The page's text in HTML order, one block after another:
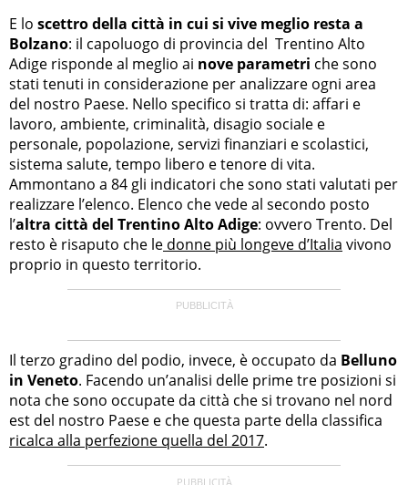
E lo scettro della città in cui si vive meglio resta a
Bolzano: il capoluogo di provincia del Trentino Alto
Adige risponde al meglio ai nove parametri che sono
stati tenuti in considerazione per analizzare ogni area
del nostro Paese. Nello specifico si tratta di: affari e
lavoro, ambiente, criminalità, disagio sociale e
personale, popolazione, servizi finanziari e scolastici,
sistema salute, tempo libero e tenore di vita.
Ammontano a 84 gli indicatori che sono stati valutati per
realizzare l’elenco. Elenco che vede al secondo posto
l’altra città del Trentino Alto Adige: ovvero Trento. Del
resto è risaputo che le donne più longeve d’Italia vivono
proprio in questo territorio.
Il terzo gradino del podio, invece, è occupato da Belluno
in Veneto. Facendo un’analisi delle prime tre posizioni si
nota che sono occupate da città che si trovano nel nord
est del nostro Paese e che questa parte della classifica
ricalca alla perfezione quella del 2017.